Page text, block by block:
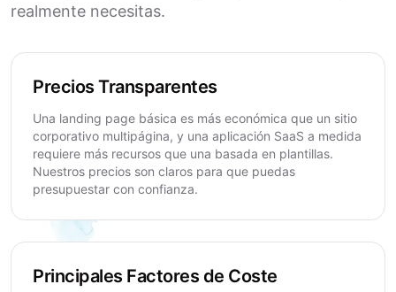
realmente necesitas.
Precios Transparentes
Una landing page básica es más económica que un sitio
corporativo multipágina, y una aplicación SaaS a medida
requiere más recursos que una basada en plantillas.
Nuestros precios son claros para que puedas
presupuestar con confianza.
Principales Factores de Coste